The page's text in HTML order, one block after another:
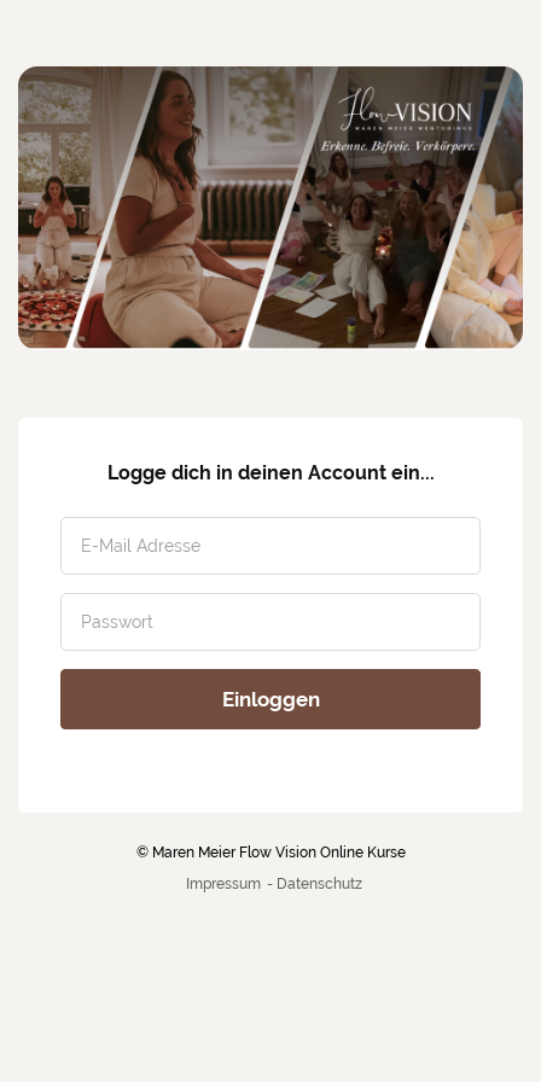
Logge dich in deinen Account ein...
Einloggen
© Maren Meier Flow Vision Online Kurse
Impressum - Datenschutz